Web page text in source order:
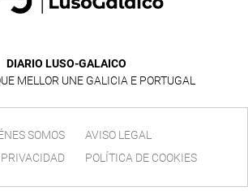
DIARIO LUSO-GALAICO
MELLOR UNE GALICIA E PORTUGAL
SOMOS
AVISO LEGAL
POLÍTICA DE COOKIES